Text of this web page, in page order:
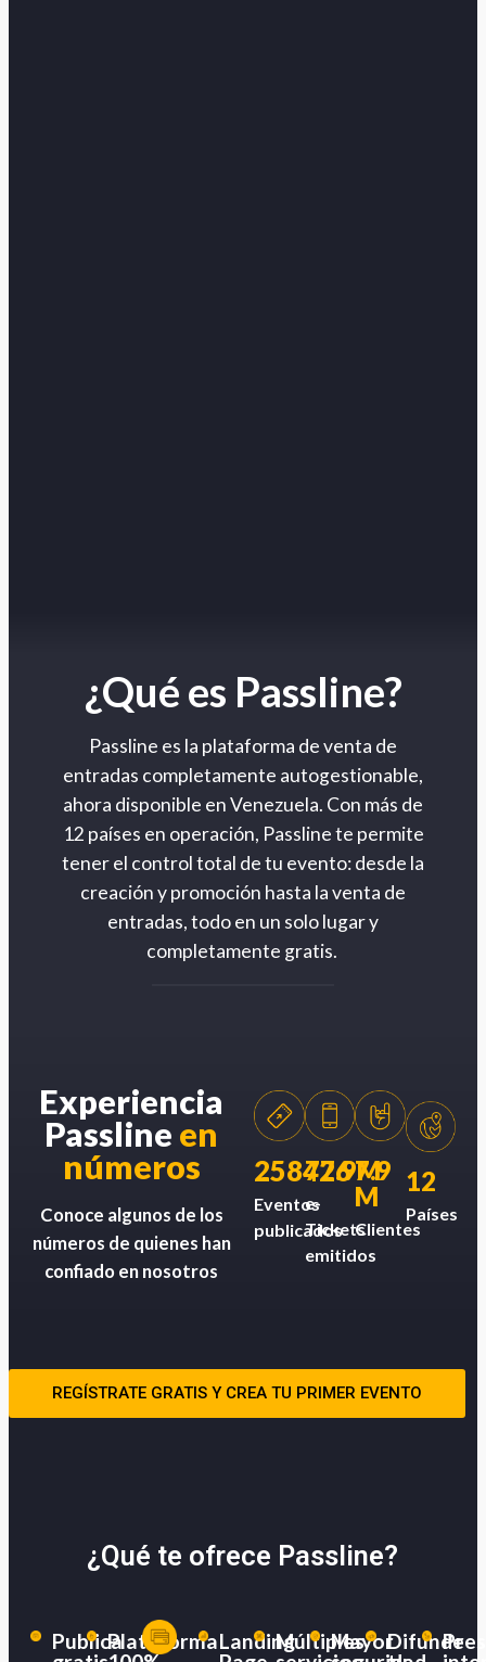
¿Qué es Passline?
Passline es la plataforma de venta de
entradas completamente autogestionable,
ahora disponible en Venezuela. Con más de
12 países en operación, Passline te permite
tener el control total de tu evento: desde la
creación y promoción hasta la venta de
entradas, todo en un solo lugar y
completamente gratis.
Experiencia
Passline en
números
Conoce algunos de los
números de quienes han
confiado en nosotros
258426
Eventos
publicados
77.9M
e-
Tickets
emitidos
7.9
M
Clientes
12
Países
REGÍSTRATE GRATIS Y CREA TU PRIMER EVENTO
¿Qué te ofrece Passline?
PublicaPlataformaLandingMúltiplesMayorDifunde